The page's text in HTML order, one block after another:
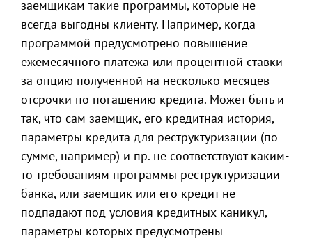
заемщикам такие программы, которые не
всегда выгодны клиенту. Например, когда
программой предусмотрено повышение
ежемесячного платежа или процентной ставки
за опцию полученной на несколько месяцев
отсрочки по погашению кредита. Может быть и
так, что сам заемщик, его кредитная история,
параметры кредита для реструктуризации (по
сумме, например) и пр. не соответствуют каким-
то требованиям программы реструктуризации
банка, или заемщик или его кредит не
подпадают под условия кредитных каникул,
параметры которых предусмотрены